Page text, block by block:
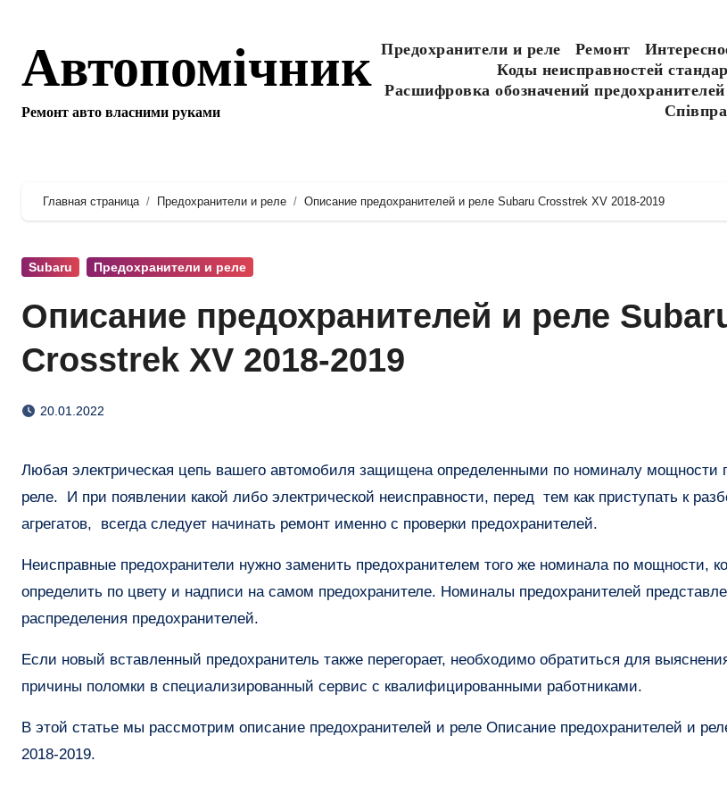
содержанию
Автопомічник
Ремонт авто власними руками
Предохранители и реле Ремонт
Коды неисправностей
Расшифровка обозначений
Главная страница Предохранители и реле Описание предохранителей и реле Subaru Crosstrek XV 2018-2019
Subaru Предохранители и реле
Описание предохранителей и реле
Crosstrek XV 2018-2019
20.01.2022
Любая электрическая цепь вашего автомобиля защищена определенными по номиналу мощности предохранителями и
реле. И при появлении какой либо электрической неисправности, перед тем как приступать к
агрегатов, всегда следует начинать ремонт именно с проверки предохранителей.
Неисправные предохранители нужно заменить предохранителем того же номинала по мощности,
определить по цвету и надписи на самом предохранителе. Номиналы предохранителей
распределения предохранителей.
Если новый вставленный предохранитель также перегорает, необходимо обратиться для
причины поломки в специализированный сервис с квалифицированными работниками.
В этой статье мы рассмотрим описание предохранителей и реле Описание предохранителей и
2018-2019.